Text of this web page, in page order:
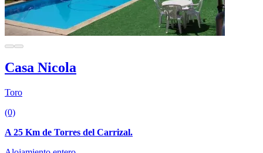
Casa Nicola
Toro
(0)
A 25 Km de Torres del Carrizal.